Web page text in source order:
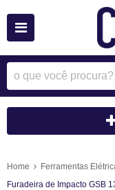
Home Ferramentas
Furadeira de Impacto GSB